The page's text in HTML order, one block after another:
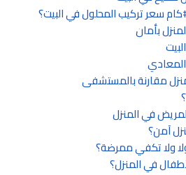
كام سعر تركيب المحلول في البيت؟
بأمان
مقارنة بالمستشفى
في المنزل
آمن؟
ولا تكفي ممرضة؟
في المنزل؟